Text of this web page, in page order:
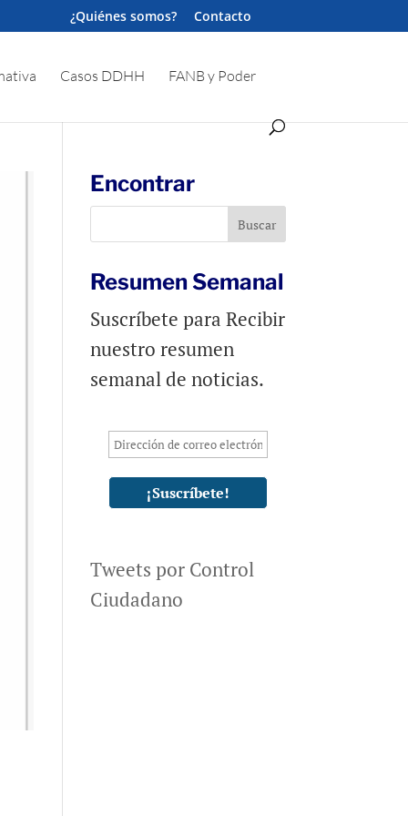
¿Quiénes somos? Contacto
Casos DDHH FANB y Poder
Encontrar
Resumen Semanal
Suscríbete para Recibir
nuestro resumen
semanal de noticias.
Tweets por Control
Ciudadano